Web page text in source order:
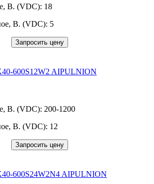
В. (VDC): 18
В. (VDC): 5
Запросить цену
600S12W2 AIPULNION
В. (VDC): 200-1200
В. (VDC): 12
Запросить цену
600S24W2N4 AIPULNION